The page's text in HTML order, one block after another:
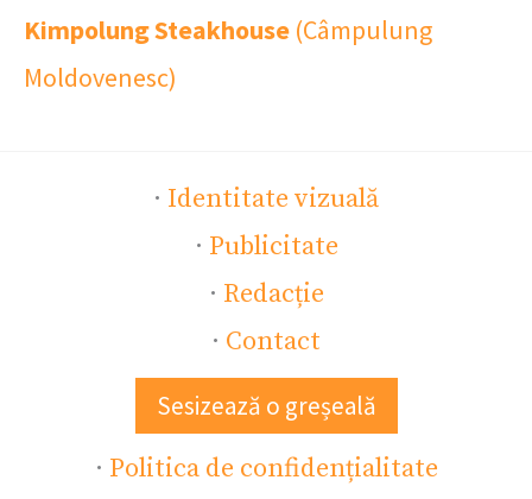
Kimpolung Steakhouse (Câmpulung
Moldovenesc)
· Identitate vizuală
· Publicitate
· Redacție
· Contact
Sesizează o greșeală
· Politica de confidențialitate